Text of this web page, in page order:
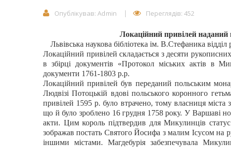
Опублікував: Admin Переглядів: 452
Локаційний привілей
Львівська наукова бібліотека ім. В.Стефаника
Локаційний привілей складається з десяти
в збірці документів «Протокол міських актів в
документи 1761-1803 р.р.
Локаційний привілей був переданий польським
Людвізі Потоцькій вдові польського коронного
привілей 1595 р. було втрачено, тому власниця
що й було зроблено 16 грудня 1758 року. У Варшаві
акти. Цим король підтвердив для Микулинців
зображав постать Святого Йосифа з малим Ісусом на
іншими містами. Магдебурія забезпечувала